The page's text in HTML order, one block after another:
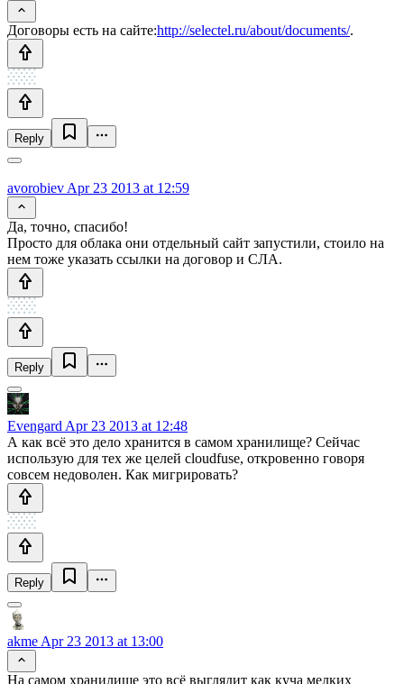
Договоры есть на сайте:http://selectel.ru/about/documents/.
Reply
avorobiev Apr 23 2013 at 12:59
Да, точно, спасибо!
Просто для облака они отдельный сайт запустили, стоило на
нем тоже указать ссылки на договор и СЛА.
Reply
Evengard Apr 23 2013 at 12:48
А как всё это дело хранится в самом хранилище? Сейчас
использую для тех же целей cloudfuse, откровенно говоря
совсем недоволен. Как мигрировать?
Reply
akme Apr 23 2013 at 13:00
На самом хранилище это всё выглядит как куча мелких